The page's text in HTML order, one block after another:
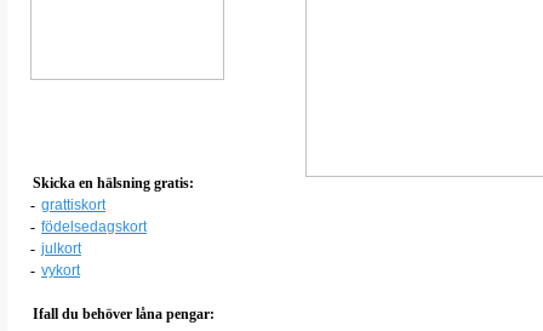
Skicka en hälsning gratis:
- grattiskort
- födelsedagskort
- julkort
- vykort
Ifall du behöver låna pengar: